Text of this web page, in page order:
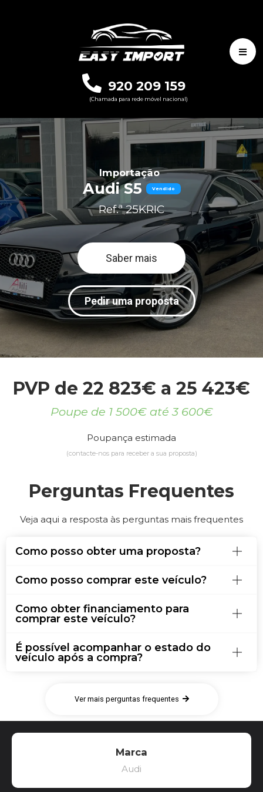
920 209 159
(Chamada para rede móvel nacional)
Importação
Audi S5 Vendido
Ref.ª 25KRIC
Saber mais
Pedir uma proposta
PVP de 22 823€ a 25 423€
Poupe de 1 500€ até 3 600€
Poupança estimada
(contacte-nos para receber a sua proposta)
Perguntas Frequentes
Veja aqui a resposta às perguntas mais frequentes
Como posso obter uma proposta?
Como posso comprar este veículo?
Como obter financiamento para
comprar este veículo?
É possível acompanhar o estado do
veículo após a compra?
Ver mais perguntas frequentes
Marca
Audi